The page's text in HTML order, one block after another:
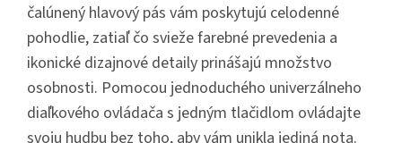
čalúnený hlavový pás vám poskytujú celodenné
pohodlie, zatiaľ čo svieže farebné prevedenia a
ikonické dizajnové detaily prinášajú množstvo
osobnosti. Pomocou jednoduchého univerzálneho
diaľkového ovládača s jedným tlačidlom ovládajte
svoju hudbu bez toho, aby vám unikla jediná nota.